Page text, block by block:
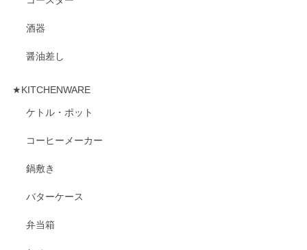
酒器
醤油差し
★KITCHENWARE
ケトル・ポット
コーヒーメーカー
鍋敷き
バターケース
弁当箱